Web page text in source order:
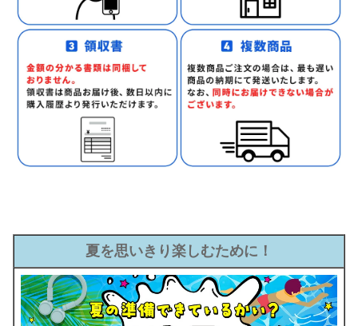
夏を思いきり楽しむために！